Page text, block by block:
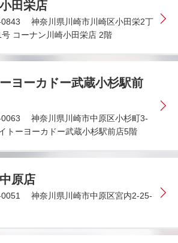
田栄店
0843 神奈川県川崎市川崎区小田栄2丁
号 コーナン川崎小田栄店 2階
ヨーカドー武蔵小杉駅前
0063 神奈川県川崎市中原区小杉町3-
ーヨーカドー武蔵小杉駅前店5階
原店
0051 神奈川県川崎市中原区宮内2-25-